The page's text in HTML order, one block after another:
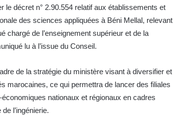
décret n° 2.90.554 relatif aux établissements et
des sciences appliquées à Béni Mellal, relevant
chargé de l’enseignement supérieur et de la
lu à l’issue du Conseil.
de la stratégie du ministère visant à diversifier et
marocaines, ce qui permettra de lancer des filiales
nationaux et régionaux en cadres
l’ingénierie.